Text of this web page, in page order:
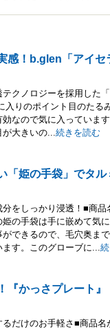
感！b.glen「アイセ
クノロジーを採用した
入りのポイント目のたる
なので気に入っていま
が大きいの...続きを読む
「姫の手袋」でタル
をしっかり浸透！■商
の手袋は手に嵌めて気
できるので、毛穴奥ま
す。このグローブに...
『かっさプレート』
だけのお手軽さ■商品